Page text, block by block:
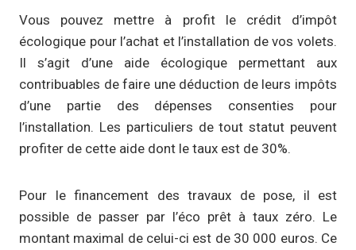
Vous pouvez mettre à profit le crédit d’impôt
écologique pour l’achat et l’installation de vos volets.
Il s’agit d’une aide écologique permettant aux
contribuables de faire une déduction de leurs impôts
d’une partie des dépenses consenties pour
l’installation. Les particuliers de tout statut peuvent
profiter de cette aide dont le taux est de 30%.
Pour le financement des travaux de pose, il est
possible de passer par l’éco prêt à taux zéro. Le
montant maximal de celui-ci est de 30 000 euros. Ce